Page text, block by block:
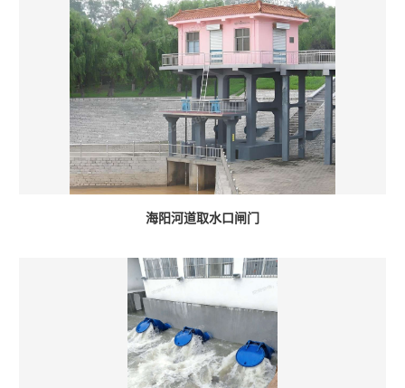
海阳河道取水口闸门